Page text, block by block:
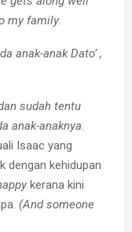
my family.
anak-anak Dato’ ,
sudah tentu
anak-anaknya.
Isaac yang
dengan kehidupan
kerana kini
(And someone